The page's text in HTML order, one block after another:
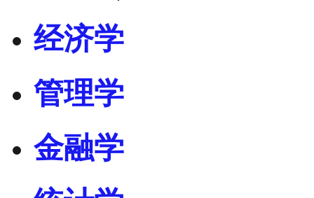
经济学
管理学
金融学